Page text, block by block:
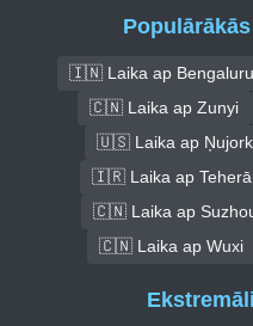
🇮🇳 Laika ap Bengaluru
🇨🇳 Laika ap Zunyi
🇺🇸 Laika ap
🇮🇷 Laika ap
🇨🇳 Laika ap
🇨🇳 Laika ap Wuxi